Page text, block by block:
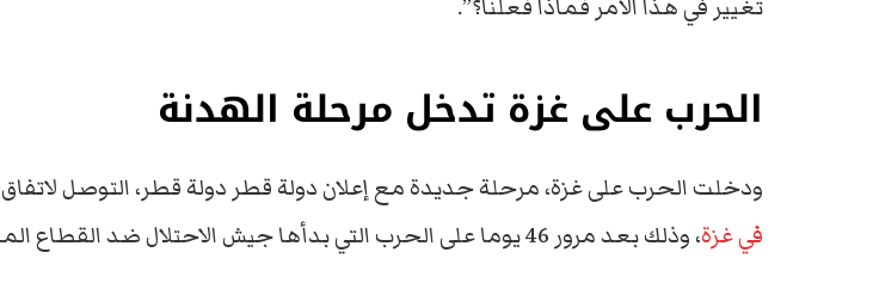
تغيير في هذا الأمر فماذا فعلنا؟”.
الحرب على غزة تدخل مرحلة الهدنة
ودخلت الحرب على غزة، مرحلة جديدة مع إعلان دولة قطر دولة قطر، التوصل لاتفاق
في غزة، وذلك بعد مرور 46 يوما على الحرب التي بدأها جيش الاحتلال ضد القطاع المحاصر.